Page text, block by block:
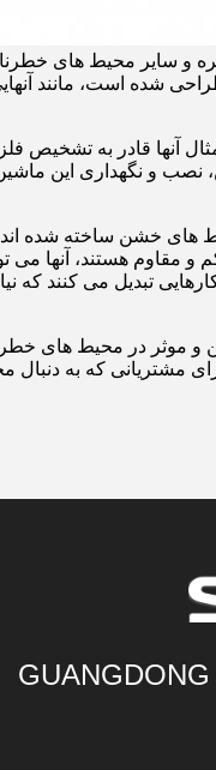
و سایر محیط های
شده است، مانند
آنها قادر به
نصب و نگهداری این
های خشن ساخته شده
مقاوم هستند، آنها می
تبدیل می کنند که
و موثر در محیط های
مشتریانی که به دنبال
GUANGDONG